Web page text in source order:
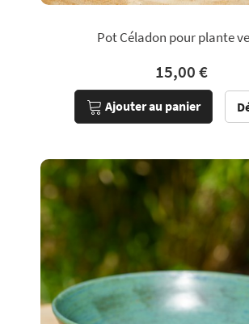
Pot Céladon pour plante
15,00 €
Ajouter au panier